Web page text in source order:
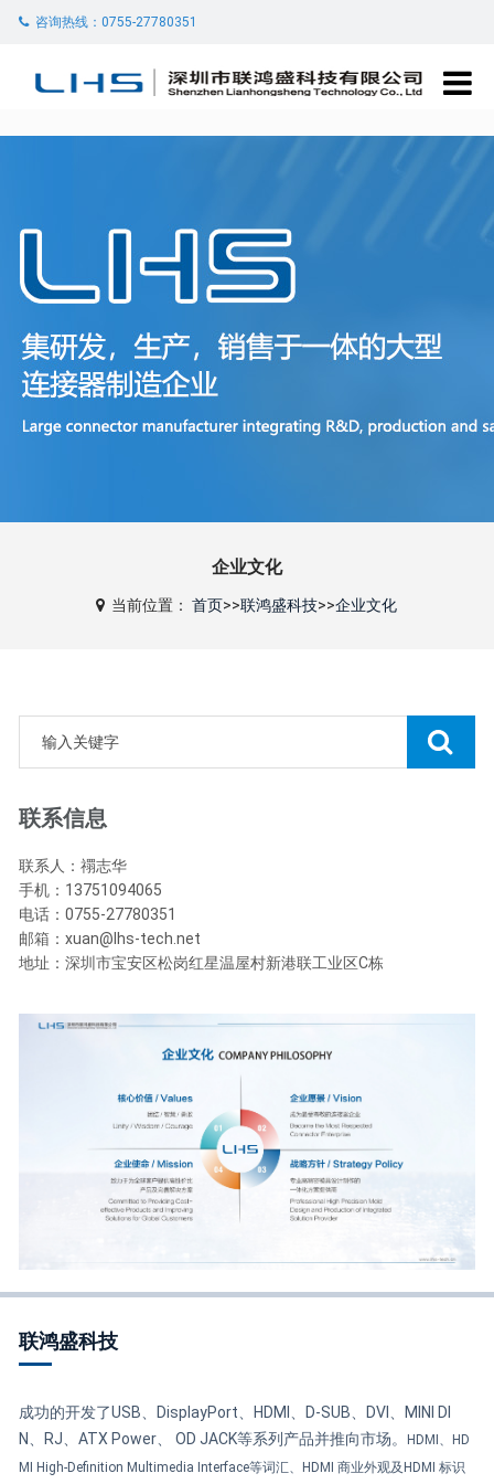
咨询热线：0755-27780351
企业文化
当前位置：首页>>联鸿盛科技>>企业文化
联系信息
联系人：禤志华
手机：13751094065
电话：0755-27780351
邮箱：xuan@lhs-tech.net
地址：深圳市宝安区松岗红星温屋村新港联工业区C栋
联鸿盛科技
成功的开发了USB、DisplayPort、HDMI、D-SUB、DVI、MINI DI
N、RJ、ATX Power、 OD JACK等系列产品并推向市场。HDMI、HD
MI High-Definition Multimedia Interface等词汇、HDMI 商业外观及HDMI 标识